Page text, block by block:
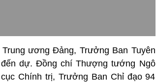
ương Đảng, Trưởng Ban Tuyên
dự. Đồng chí Thượng tướng Ngô
Chính trị, Trưởng Ban Chỉ đạo 94